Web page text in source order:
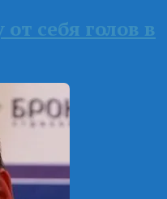
себя голов в